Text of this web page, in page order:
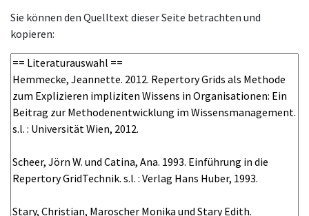
Sie können den Quelltext dieser Seite betrachten und
kopieren: